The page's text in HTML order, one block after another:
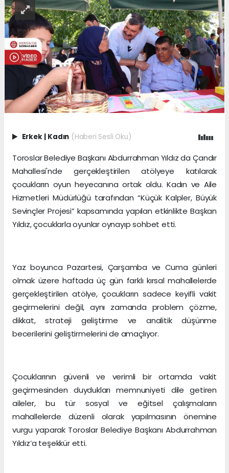
Erkek | Kadın (Haberi Sesli Oku)
Toroslar Belediye Başkanı Abdurrahman Yıldız da Çandır
Mahallesi'nde gerçekleştirilen atölyeye katılarak
çocukların oyun heyecanına ortak oldu. Kadın ve Aile
Hizmetleri Müdürlüğü tarafından “Küçük Kalpler, Büyük
Sevinçler Projesi” kapsamında yapılan etkinlikte Başkan
Yıldız, çocuklarla oyunlar oynayıp sohbet etti.
Yaz boyunca Pazartesi, Çarşamba ve Cuma günleri
olmak üzere haftada üç gün farklı kırsal mahallelerde
gerçekleştirilen atölye, çocukların sadece keyifli vakit
geçirmelerini değil, aynı zamanda problem çözme,
dikkat, strateji geliştirme ve analitik düşünme
becerilerini geliştirmelerini de amaçlıyor.
Çocuklarının güvenli ve verimli bir ortamda vakit
geçirmesinden duydukları memnuniyeti dile getiren
aileler, bu tür sosyal ve eğitsel çalışmaların
mahallelerde düzenli olarak yapılmasının önemine
vurgu yaparak Toroslar Belediye Başkanı Abdurrahman
Yıldız’a teşekkür etti.